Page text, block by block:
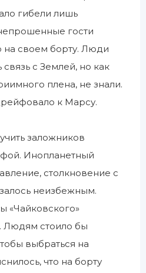
гибели лишь
гости
на своем борту. Люди
с Землей, но как
плена, не знали.
к Марсу.
заложников
Инопланетный
столкновение с
неизбежным.
«Чайковского»
Людям стоило бы
выбраться на
что на борту